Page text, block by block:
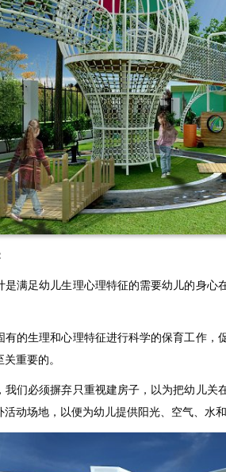
是满足幼儿生理心理特征的需要幼儿的身心
有的生理和心理特征进行科学的保育工作，
重要的。
我们必须摒弃只重视建房子，以为把幼儿关
动场地，以便为幼儿提供阳光、空气、水和